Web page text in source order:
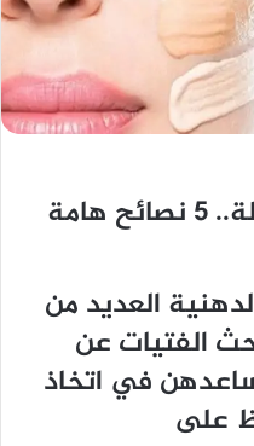
بعد واقعة حسناء الوكالة.. 5 نصائح هامة
العديد من
الفتيات عن
في اتخاذ
على